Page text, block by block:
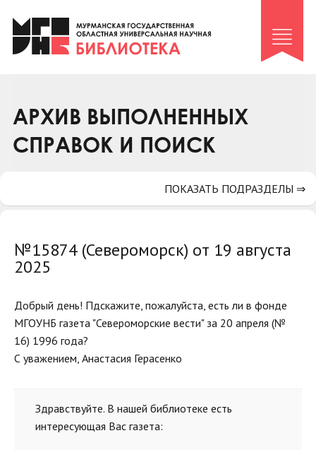
Клуб «Гиря и сельдерей»
Клуб «Семейный архив»
Коллегам
Контакты
АРХИВ ВЫПОЛНЕННЫХ
СПРАВОК И ПОИСК
№15874 (Североморск) от 19 августа
2025
Добрый день! Пдскажите, пожалуйста, есть ли в фонде
МГОУНБ газета "Североморские вести" за 20 апреля (№
16) 1996 года?
С уважением, Анастасия Герасенко
Здравствуйте. В нашей библиотеке есть
интересующая Вас газета:
ПОКАЗАТЬ ПОДРАЗДЕЛЫ ⇒